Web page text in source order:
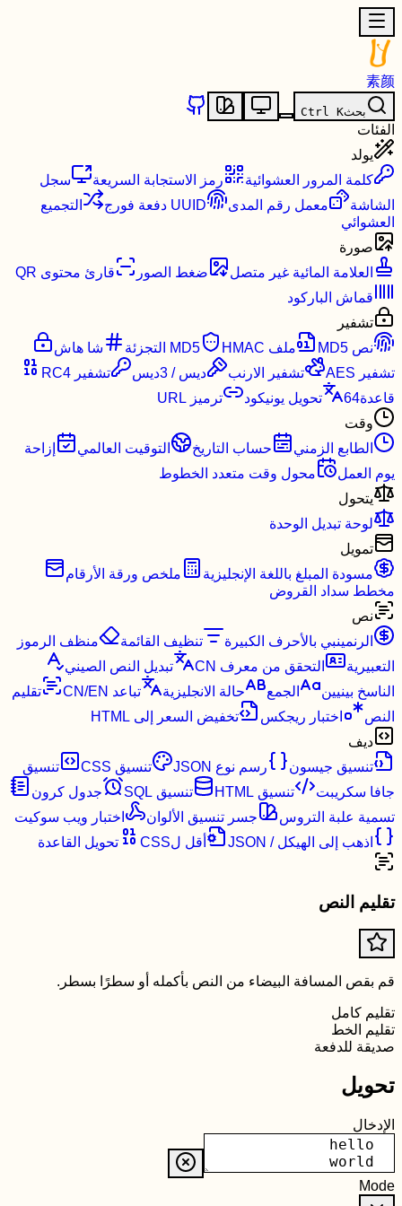
素颜
بحث Ctrl K
الفئات
يولد
كلمة المرور العشوائية
رمز الاستجابة السريعة
سجل
الشاشة
معمل رقم المدى UUID دفعة فورج
التجميع
العشوائي
صورة
العلامة المائية غير متصل
ضغط الصور
قارئ محتوى QR
قماش الباركود
تشفير
نص MD5
ملف MD5 HMAC التجزئة
شا هاش
تشفير AES
تشفير الارنب ديس / 3ديس
تشفير RC4
قاعدة64
تحويل يونيكود
ترميز URL
وقت
الطابع الزمني
حساب التاريخ التوقيت العالمي
إزاحة
يوم العمل
محول وقت متعدد الخطوط
يتحول
لوحة تبديل الوحدة
تمويل
مسودة المبلغ باللغة الإنجليزية
ملخص ورقة الأرقام
مخطط سداد القروض
نص
الرنمينبي بالأحرف الكبيرة
تنظيف القائمة
منظف ​​الرموز
التعبيرية
التحقق من معرف CN
تبديل النص الصيني
الناسخ بينيين
الجمع حالة الانجليزية تباعد CN/EN
تقليم
النص
اختبار ريجكس
تخفيض السعر إلى HTML
ديف
تنسيق جيسون
رسم نوع JSON تنسيق CSS
تنسيق
جافا سكريبت
تنسيق HTML تنسيق SQL
جدول كرون
تسمية علبة التروس
جسر تنسيق الألوان
اختبار ويب سوكيت
اذهب إلى الهيكل / JSON
أقل لCSS تحويل القاعدة
تقليم النص
قم بقص المسافة البيضاء من النص بأكمله أو سطرًا بسطر.
تقليم كامل
تقليم الخط
صديقة للدفعة
تحويل
الإدخال
Mode